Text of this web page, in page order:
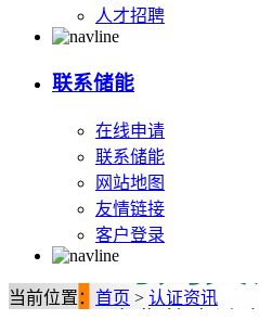
人才招聘
联系储能
在线申请
联系储能
网站地图
友情链接
客户登录
当前位置： 首页 > 认证资讯